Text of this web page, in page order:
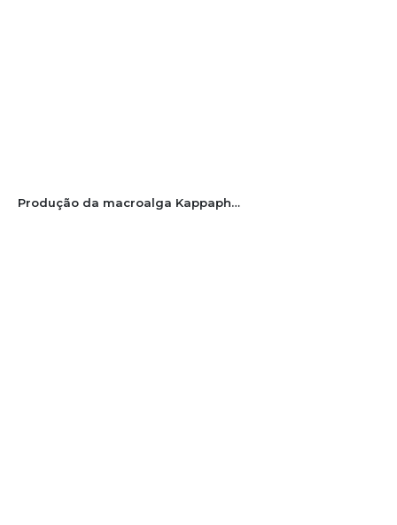
Produção da macroalga Kappaphycus alvarezii em Santa Catarina, safra 2023/2024